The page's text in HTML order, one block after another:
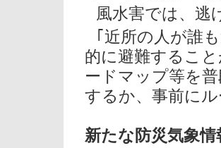
風水害では、逃
｢近所の人が誰
的に避難するこ
ードマップ等を
するか、事前に
新たな防災気象情